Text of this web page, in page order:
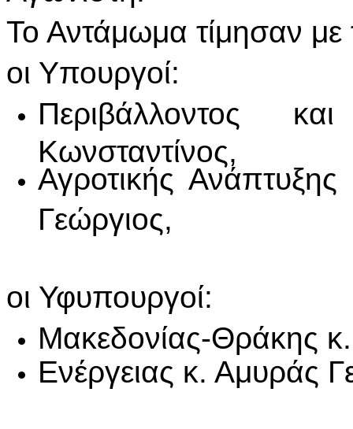
Το Αντάμωμα τίμησαν με
οι Υπουργοί:
Περιβάλλοντος
Κωνσταντίνος,
Αγροτικής
Γεώργιος,
οι Υφυπουργοί:
Μακεδονίας-Θράκης
Ενέργειας κ. Αμυράς